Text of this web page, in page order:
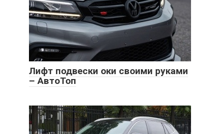
Лифт подвески оки своими руками
– АвтоТоп